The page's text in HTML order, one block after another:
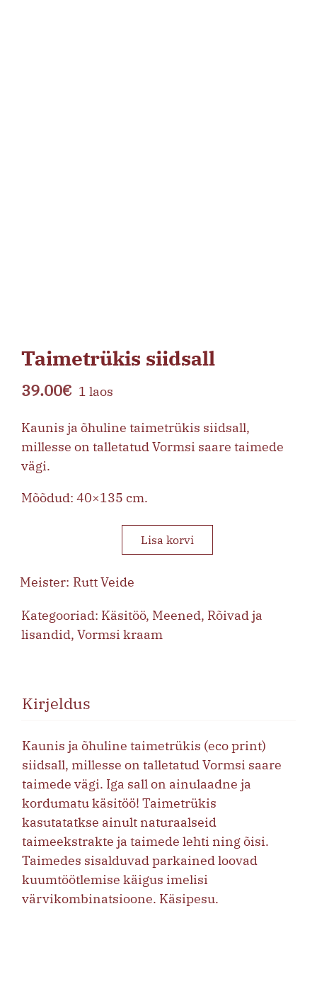
Taimetrükis siidsall
39.00€ 1 laos
Kaunis ja õhuline taimetrükis siidsall,
millesse on talletatud Vormsi saare taimede
vägi.
Mõõdud: 40×135 cm.
kogus
Lisa korvi
Rutt Veide
Kategooriad: Käsitöö, Meened, Rõivad ja
lisandid, Vormsi kraam
Kirjeldus
Kaunis ja õhuline taimetrükis (eco print)
siidsall, millesse on talletatud Vormsi saare
taimede vägi. Iga sall on ainulaadne ja
kordumatu käsitöö! Taimetrükis
kasutatatkse ainult naturaalseid
taimeekstrakte ja taimede lehti ning õisi.
Taimedes sisalduvad parkained loovad
kuumtöötlemise käigus imelisi
värvikombinatsioone. Käsipesu.